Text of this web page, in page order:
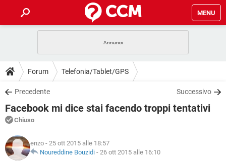
MENU
INTRATTENIMENTO ANDROID
iOS
INSTAGRAM WHATSAPP
TIKTOK
HARDWARE
GUIDE
COVID-19 GAMING
iOS
INSTAGRAM
TIKTOK FACEBOOK
DOWNLOAD
COVID-19 GAMING
INTRATTENIMENTO
iOS
INSTAGRAM
FORUM
COVID-19
INTRATTENIMENTO ANDROID
GLOSSARIO
COVID-19
Forum Telefonia/Tablet/GPS
Precedente Successivo
Facebook mi dice stai facendo troppi tentativi
Chiuso
enzo - 25 ott 2015 alle 18:57
Noureddine Bouzidi - 26 ott 2015 alle 16:10